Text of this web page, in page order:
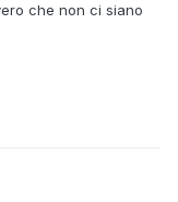
che non ci siano